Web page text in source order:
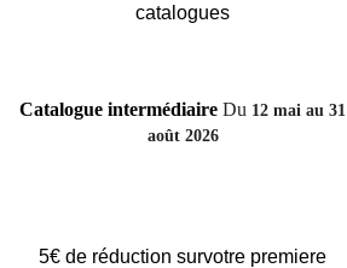
catalogues
Catalogue intermédiaire Du 12 mai au 31
août 2026
5€ de réduction survotre premiere